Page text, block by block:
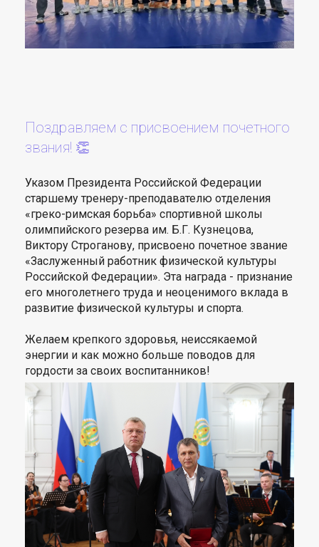
Поздравляем с присвоением почетного
звания! 👏
Указом Президента Российской Федерации
старшему тренеру-преподавателю отделения
«греко-римская борьба» спортивной школы
олимпийского резерва им. Б.Г. Кузнецова,
Виктору Строганову, присвоено почетное звание
«Заслуженный работник физической культуры
Российской Федерации». Эта награда - признание
его многолетнего труда и неоценимого вклада в
развитие физической культуры и спорта.
Желаем крепкого здоровья, неиссякаемой
энергии и как можно больше поводов для
гордости за своих воспитанников!